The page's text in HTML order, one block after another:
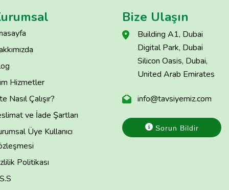
Hizmetler
Nasıl Çalışır?
ve İade Şartları
Üye Kullanıcı
Politikası
Bize Ulaşın
Building A1, Dubai
Digital Park, Dubai
Silicon Oasis, Dubai,
United Arab Emirates
info@tavsiyemiz.com
Sorun Bildir